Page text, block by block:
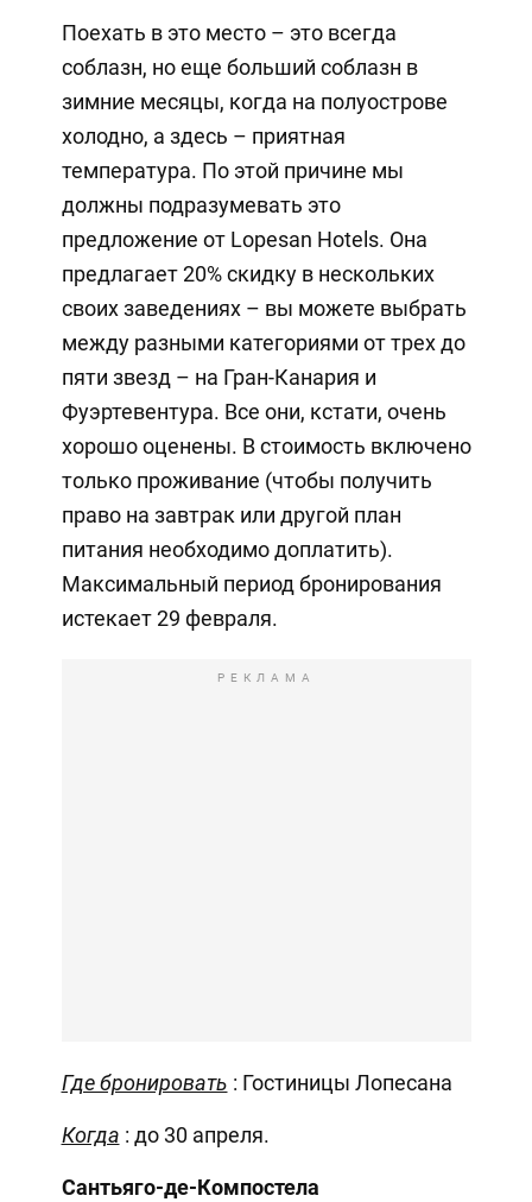
Поехать в это место – это всегда
соблазн, но еще больший соблазн в
зимние месяцы, когда на полуострове
холодно, а здесь – приятная
температура. По этой причине мы
должны подразумевать это
предложение от Lopesan Hotels. Она
предлагает 20% скидку в нескольких
своих заведениях – вы можете выбрать
между разными категориями от трех до
пяти звезд – на Гран-Канария и
Фуэртевентура. Все они, кстати, очень
хорошо оценены. В стоимость включено
только проживание (чтобы получить
право на завтрак или другой план
питания необходимо доплатить).
Максимальный период бронирования
истекает 29 февраля.
РЕКЛАМА
Где бронировать : Гостиницы Лопесана
Когда : до 30 апреля.
Сантьяго-де-Компостела